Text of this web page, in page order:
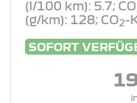
(l/100 km): 5.7; CO
(g/km): 128; CO2-
SOFORT